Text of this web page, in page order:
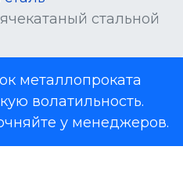
стальной
металлопроката
волатильность.
у менеджеров.